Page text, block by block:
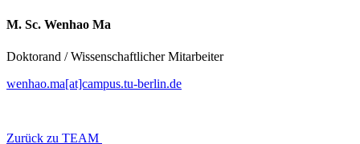
M. Sc. Wenhao Ma
Doktorand / Wissenschaftlicher Mitarbeiter
wenhao.ma[at]campus.tu-berlin.de
Zurück zu TEAM